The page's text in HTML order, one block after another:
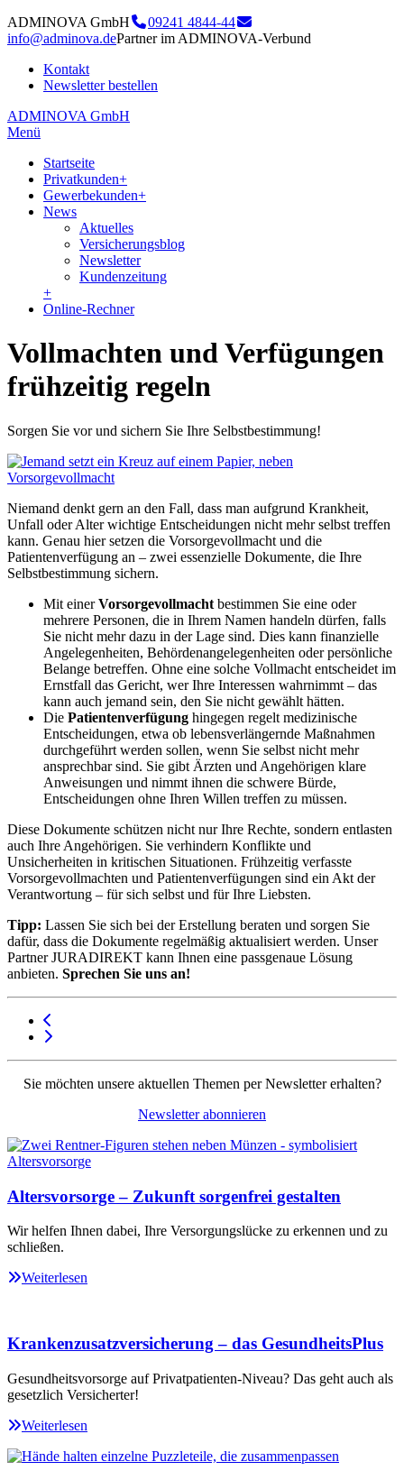
ADMINOVA GmbH
09241 4844-44
info@adminova.dePartner im ADMINOVA-Verbund
Kontakt
Newsletter bestellen
ADMINOVA GmbH
Menü
Startseite
Privatkunden+
Gewerbekunden+
News
Aktuelles
Versicherungsblog
Newsletter
Kundenzeitung
+
Online-Rechner
Vollmachten und Verfügungen
frühzeitig regeln
Sorgen Sie vor und sichern Sie Ihre Selbstbestimmung!
Niemand denkt gern an den Fall, dass man aufgrund Krankheit,
Unfall oder Alter wichtige Entscheidungen nicht mehr selbst treffen
kann. Genau hier setzen die Vorsorgevollmacht und die
Patientenverfügung an – zwei essenzielle Dokumente, die Ihre
Selbstbestimmung sichern.
Mit einerVorsorgevollmacht bestimmen Sie eine oder
mehrere Personen, die in Ihrem Namen handeln dürfen, falls
Sie nicht mehr dazu in der Lage sind. Dies kann finanzielle
Angelegenheiten, Behördenangelegenheiten oder persönliche
Belange betreffen. Ohne eine solche Vollmacht entscheidet im
Ernstfall das Gericht, wer Ihre Interessen wahrnimmt – das
kann auch jemand sein, den Sie nicht gewählt hätten.
Die Patientenverfügung hingegen regelt medizinische
Entscheidungen, etwa ob lebensverlängernde Maßnahmen
durchgeführt werden sollen, wenn Sie selbst nicht mehr
ansprechbar sind. Sie gibt Ärzten und Angehörigen klare
Anweisungen und nimmt ihnen die schwere Bürde,
Entscheidungen ohne Ihren Willen treffen zu müssen.
Diese Dokumente schützen nicht nur Ihre Rechte, sondern entlasten
auch Ihre Angehörigen. Sie verhindern Konflikte und
Unsicherheiten in kritischen Situationen. Frühzeitig verfasste
Vorsorgevollmachten und Patientenverfügungen sind ein Akt der
Verantwortung – für sich selbst und für Ihre Liebsten.
Tipp: Lassen Sie sich bei der Erstellung beraten und sorgen Sie
dafür, dass die Dokumente regelmäßig aktualisiert werden. Unser
Partner JURADIREKT kann Ihnen eine passgenaue Lösung
anbieten. Sprechen Sie uns an!
Sie möchten unsere aktuellen Themen per Newsletter erhalten?
Newsletter abonnieren
Altersvorsorge – Zukunft sorgenfrei gestalten
Wir helfen Ihnen dabei, Ihre Versorgungslücke zu erkennen und zu
schließen.
Weiterlesen
Krankenzusatzversicherung – das GesundheitsPlus
Gesundheitsvorsorge auf Privatpatienten-Niveau? Das geht auch als
gesetzlich Versicherter!
Weiterlesen